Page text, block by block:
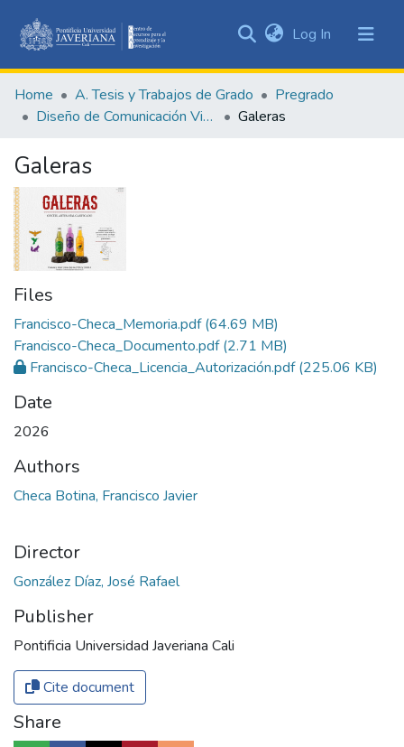
&
Collections
Log In (current)
Home A. Tesis y Trabajos de Grado
Pregrado
Diseño de Comunicación Visual
Galeras
Galeras
Files
Francisco-Checa_Memoria.pdf(64.69 MB)
Francisco-Checa_Documento.pdf(2.71 MB)
Francisco-Checa_Licencia_Autorización.pdf(225.06 KB)
Date
2026
Authors
Checa Botina, Francisco Javier
Director
González Díaz, José Rafael
Publisher
Pontificia Universidad Javeriana Cali
Cite document
Share